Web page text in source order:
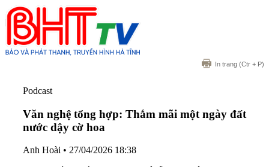
In trang (Ctr + P)
Podcast
Văn nghệ tổng hợp: Thắm mãi một ngày đất
nước dậy cờ hoa
Anh Hoài • 27/04/2026 18:38